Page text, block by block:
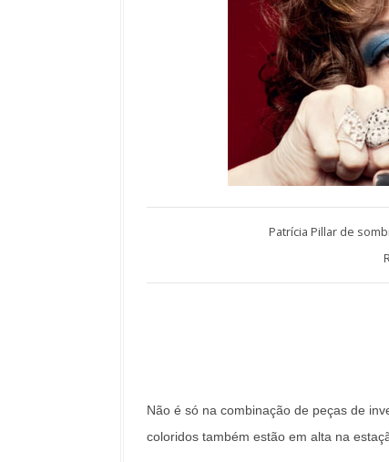
Patrícia Pillar de
Não é só na combinação de peças de
coloridos também estão em alta na